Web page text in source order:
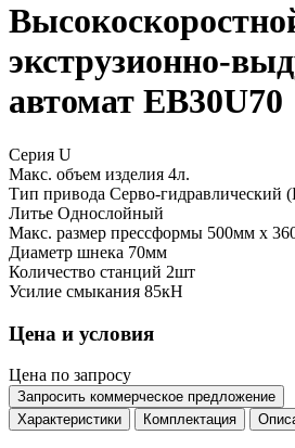
экструзионно-
автомат EB30U70
Серия U
Макс. объем изделия 4л.
Тип привода Серво-гидравлический
Литье Однослойный
Макс. размер прессформы 500мм x
Диаметр шнека 70мм
Количество станций 2шт
Усилие смыкания 85кН
Цена и условия
Цена по запросу
Запросить коммерческое предложение
Характеристики
Комплектация